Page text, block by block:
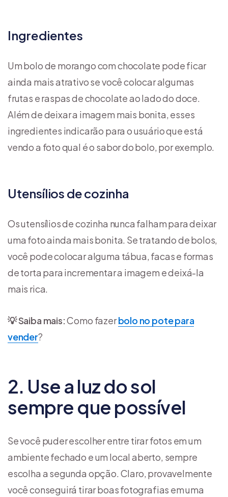
Ingredientes
Um bolo de morango com chocolate pode ficar
ainda mais atrativo se você colocar algumas
frutas e raspas de chocolate ao lado do doce.
Além de deixar a imagem mais bonita, esses
ingredientes indicarão para o usuário que está
vendo a foto qual é o sabor do bolo, por exemplo.
Utensílios de cozinha
Os utensílios de cozinha nunca falham para deixar
uma foto ainda mais bonita. Se tratando de bolos,
você pode colocar alguma tábua, facas e formas
de torta para incrementar a imagem e deixá-la
mais rica.
💡 Saiba mais:Como fazerbolo no pote para
vender?
2. Use a luz do sol
sempre que possível
Se você puder escolher entre tirar fotos em um
ambiente fechado e um local aberto, sempre
escolha a segunda opção. Claro, provavelmente
você conseguirá tirar boas fotografias em uma